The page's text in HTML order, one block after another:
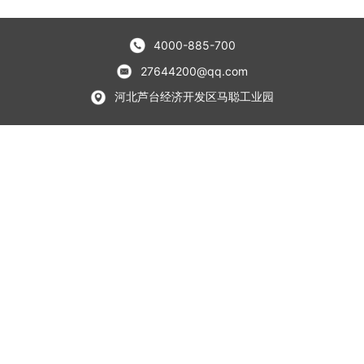
4000-885-700
27644200@qq.com
河北芦台经济开发区马聪工业园